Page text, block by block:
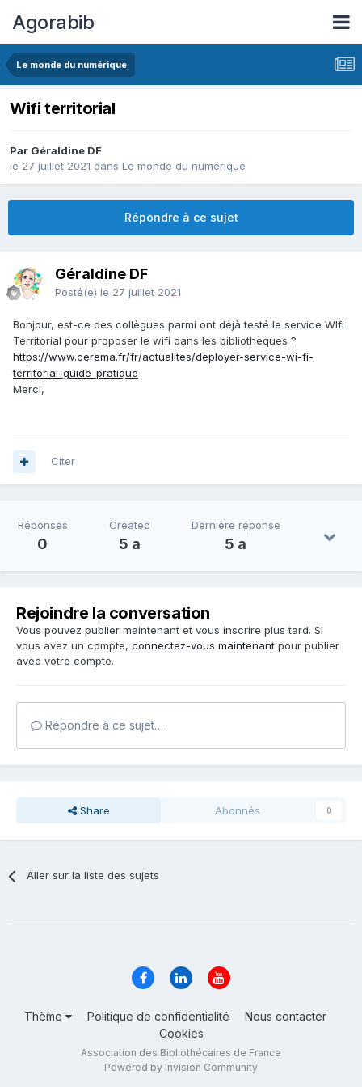
Agorabib
Le monde du numérique
Wifi territorial
Par Géraldine DF
le 27 juillet 2021 dans Le monde du numérique
Répondre à ce sujet
Géraldine DF
Posté(e) le 27 juillet 2021
Bonjour, est-ce des collègues parmi ont déjà testé le service WIfi
Territorial pour proposer le wifi dans les bibliothèques ?
https://www.cerema.fr/fr/actualites/deployer-service-wi-fi-
territorial-guide-pratique
Merci,
Citer
Réponses
0
Created
5 a
Dernière réponse
5 a
Rejoindre la conversation
Vous pouvez publier maintenant et vous inscrire plus tard. Si
vous avez un compte, connectez-vous maintenant pour publier
avec votre compte.
Répondre à ce sujet…
Share Abonnés 0
Aller sur la liste des sujets
Thème Politique de confidentialité
Nous contacter
Cookies
Association des Bibliothécaires de France
Powered by Invision Community